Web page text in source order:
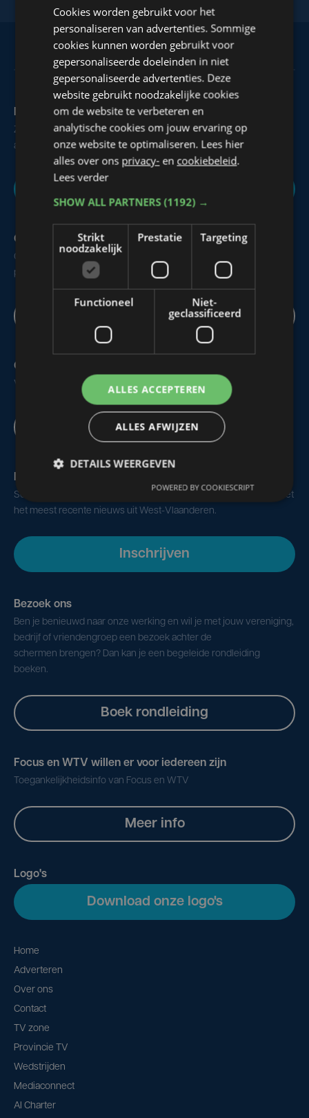
Maak zelf het nieuws
Zie of hoor je iets dat interessant is voor alle West-Vlamingen,
aarzel dan niet om ons te contacteren.
Over ons
Ontdek hier alle info over onze geschiedenis, redactie,
programma's en mogelijkheden om te adverteren.
Meer info
Onze apps
Volg Focus & WTV op je smartphone, tablet of smart TV.
Android Smart TV
Schrijf je in voor de dagelijkse nieuwsbrief van Focus en WTV met
het meest recente nieuws uit West-Vlaanderen.
Inschrijven
Bezoek ons
Ben je benieuwd naar onze werking en wil je met jouw vereniging,
bedrijf of vriendengroep een bezoek achter de
schermen brengen? Dan kan je een begeleide rondleiding
boeken.
Boek rondleiding
Focus en WTV willen er voor iedereen zijn
Toegankelijkheidsinfo van Focus en WTV
Meer info
Logo's
Download onze logo's
Home
Adverteren
Over ons
Contact
TV zone
Provincie TV
Wedstrijden
Mediaconnect
AI Charter
Cookies worden gebruikt voor het
personaliseren van advertenties. Sommige
cookies kunnen worden gebruikt voor
gepersonaliseerde doeleinden in niet
gepersonaliseerde advertenties. Deze
website gebruikt noodzakelijke cookies
om de website te verbeteren en
analytische cookies om jouw ervaring op
onze website te optimaliseren. Lees hier
alles over ons privacy- en cookiebeleid.
Lees verder
SHOW ALL PARTNERS(1192) →
Strikt
noodzakelijk
Prestatie Targeting
Functioneel
Niet-
geclassificeerd
ALLES ACCEPTEREN
ALLES AFWIJZEN
DETAILS WEERGEVEN
POWERED BY COOKIESCRIPT